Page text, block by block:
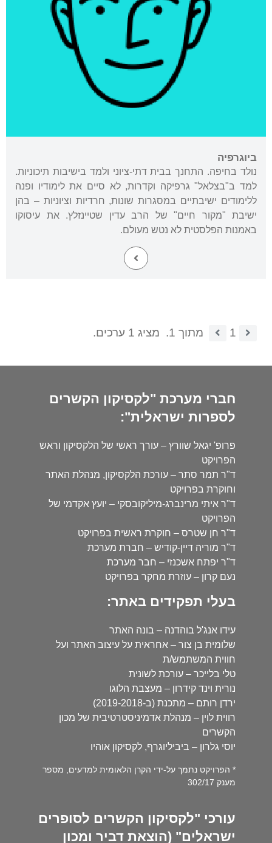
ביוגרפיה
נולד בחיפה. התחנך בבית דתי-ציוני ולמד בישיבות תיכוניות.
למד ב"בצלאל" גרפיקה וקדרות, לא סיים את לימודיו ופנה
ללימודים ישיבתיים במסגרות שונות, חרדיות וציוניות – בהן
ישיבת "מקור חיים" של הרב עדין שטיינזלץ. את עיסוקו
באמנות הפלסטית לא נטש מעולם.
1 מתוך 1. מציג 1 ערכים.
חברי מערכת "לקסיקון הקשרים
לספרות ישראלית":
פרופ' יגאל שוורץ – עורך ראשי של הלקסיקון וראש
הפרויקט
ד"ר תמר סתר – עורכת הלקסיקון, מנהלת האתר
וחוקרת בפרויקט
ד"ר איתי מרינברג-מיליקובסקי – יועץ אקדמי של
הפרויקט
ד"ר חן שטרס – חוקרת ראשית בפרויקט
ד"ר מוריה דיין-קודיש – חברת מערכת
ד"ר יפתח אשכנזי – חבר מערכת
נעם קרון – עוזרת מחקר בפרויקט
בעלי תפקידים באתר:
עידו אנג'ל בוהדנה – בונה האתר
שלומית בן צור – אחראית על עיצוב האתר ועל
חווית המשתמש/ת
טלי בלייכר – עורכת לשונית
נורית וינד קידרון – מעצבת הלוגו
ירדן רותם – מתכנת (ב-2019-2018)
רווית לוין – מנהלת אדמיניסטרטיבית של מכון
הקשרים
יוסי גלרון – ביביליוגרף, לקסיקון אוהיו
* הפרויקט נתמך על-ידי הקרן הלאומית למדעים, מספר
מענק 302/17
עורכי "לקסיקון הקשרים לסופרים
ישראלים" (הוצאת דביר ומכון